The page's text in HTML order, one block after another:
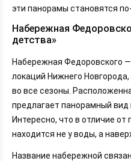
эти панорамы становятся
Набережная
детства»
Набережная Федоровского
локаций Нижнего
во все сезоны.
предлагает панорамный
Интересно, что в отличие
находится не у воды, а
Название набережной